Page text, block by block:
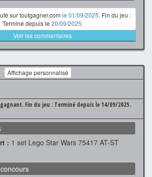
sur toutgagner.com le 01/09/2025. Fin du jeu :
Terminé depuis le 20/09/2025.
Voir les commentaires
Affichage personnalisé
Fin du jeu : Terminé depuis le 14/09/2025.
: 1 set Lego Star Wars 75417 AT-ST